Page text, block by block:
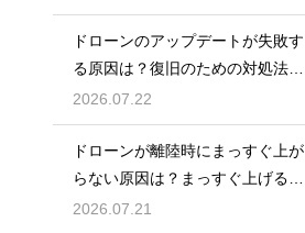
ドローンのアップデートが失敗す
る原因は？復旧のための対処法を
解説
2026.07.22
ドローンが離陸時にまっすぐ上が
らない原因は？まっすぐ上げるた
めのコツを解説
2026.07.21